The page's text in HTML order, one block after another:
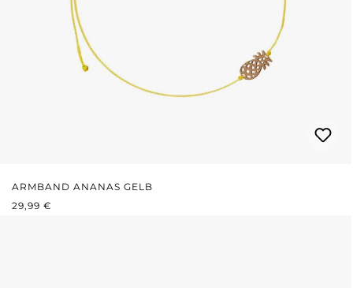
ARMBAND ANANAS GELB
REGULÄRER PREIS:
29,99 €